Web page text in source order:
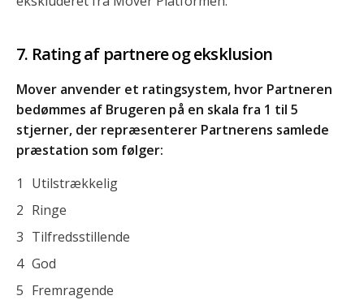
Rating af partnere og eksklusion
Mover anvender et ratingsystem, hvor Partneren
bedømmes af Brugeren på en skala fra 1 til 5
stjerner, der repræsenterer Partnerens samlede
præstation som følger:
Utilstrækkelig
Ringe
Tilfredsstillende
God
Fremragende